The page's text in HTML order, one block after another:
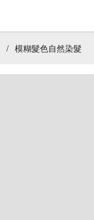
/ 模糊髮色自然染髮